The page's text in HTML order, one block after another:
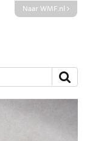
Naar WMF.nl